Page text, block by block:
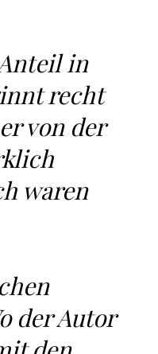
in
recht
von der
waren
der Autor